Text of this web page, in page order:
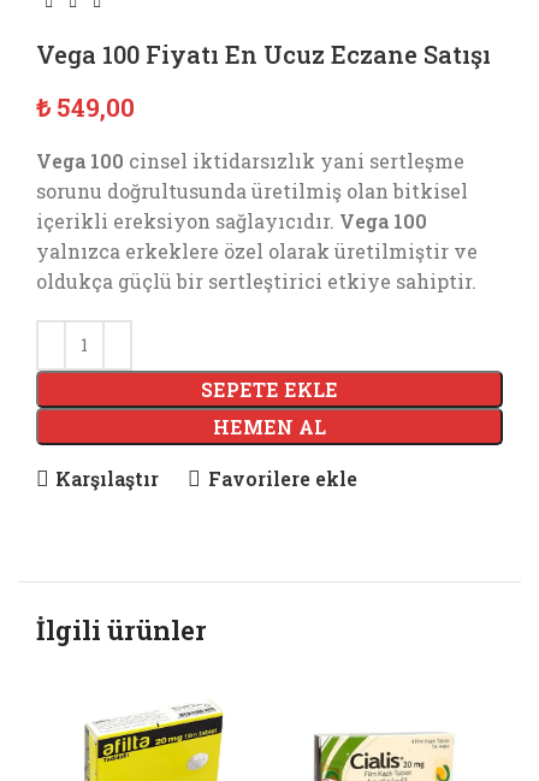
Vega 100 Fiyatı En Ucuz Eczane Satışı
₺ 549,00
Vega 100 cinsel iktidarsızlık yani sertleşme
sorunu doğrultusunda üretilmiş olan bitkisel
içerikli ereksiyon sağlayıcıdır. Vega 100
yalnızca erkeklere özel olarak üretilmiştir ve
oldukça güçlü bir sertleştirici etkiye sahiptir.
SEPETE EKLE
HEMEN AL
Karşılaştır Favorilere ekle
İlgili ürünler